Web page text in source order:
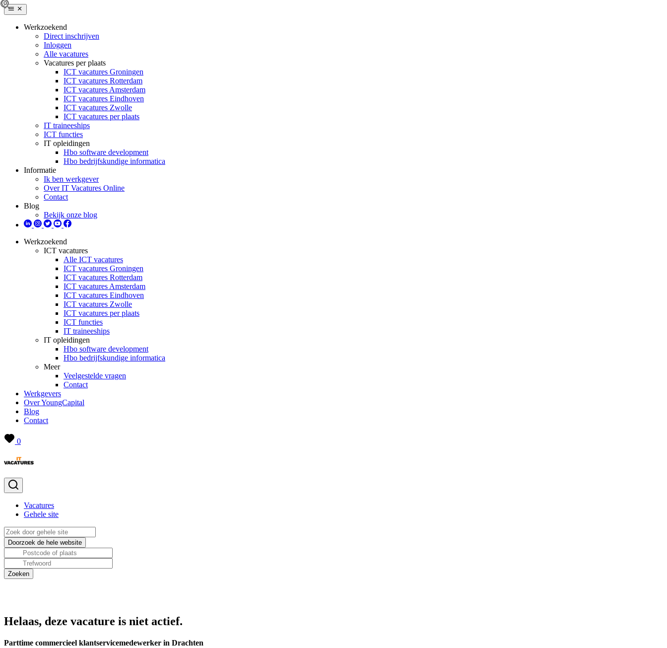
Werkzoekend
Direct inschrijven
Inloggen
Alle vacatures
Vacatures per plaats
ICT vacatures Groningen
ICT vacatures Rotterdam
ICT vacatures Amsterdam
ICT vacatures Eindhoven
ICT vacatures Zwolle
ICT vacatures per plaats
IT traineeships
ICT functies
IT opleidingen
Hbo software development
Hbo bedrijfskundige informatica
Informatie
Ik ben werkgever
Over IT Vacatures Online
Contact
Blog
Bekijk onze blog
Werkzoekend
ICT vacatures
Alle ICT vacatures
ICT vacatures Groningen
ICT vacatures Rotterdam
ICT vacatures Amsterdam
ICT vacatures Eindhoven
ICT vacatures Zwolle
ICT vacatures per plaats
ICT functies
IT traineeships
IT opleidingen
Hbo software development
Hbo bedrijfskundige informatica
Meer
Veelgestelde vragen
Contact
Werkgevers
Over YoungCapital
Blog
Contact
0
Vacatures
Gehele site
Helaas, deze vacature is niet actief.
Parttime commercieel klantservicemedewerker in Drachten